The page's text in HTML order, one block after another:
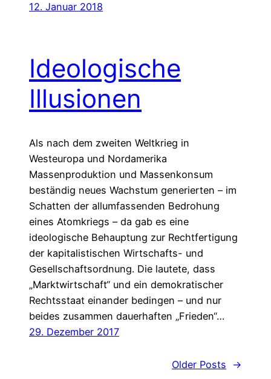
12. Januar 2018
Ideologische
Illusionen
Als nach dem zweiten Weltkrieg in
Westeuropa und Nordamerika
Massenproduktion und Massenkonsum
beständig neues Wachstum generierten – im
Schatten der allumfassenden Bedrohung
eines Atomkriegs – da gab es eine
ideologische Behauptung zur Rechtfertigung
der kapitalistischen Wirtschafts- und
Gesellschaftsordnung. Die lautete, dass
„Marktwirtschaft“ und ein demokratischer
Rechtsstaat einander bedingen – und nur
beides zusammen dauerhaften „Frieden“…
29. Dezember 2017
Older Posts →